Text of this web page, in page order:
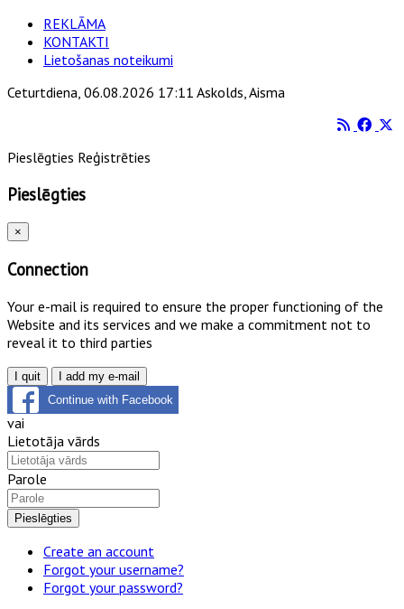
REKLĀMA
KONTAKTI
Lietošanas noteikumi
Ceturtdiena, 06.08.2026 17:11 Askolds, Aisma
Pieslēgties Reģistrēties
Pieslēgties
×
Connection
Your e-mail is required to ensure the proper functioning of the
Website and its services and we make a commitment not to
reveal it to third parties
I quit
I add my e-mail
Continue with Facebook
vai
Lietotāja vārds
Parole
Pieslēgties
Create an account
Forgot your username?
Forgot your password?